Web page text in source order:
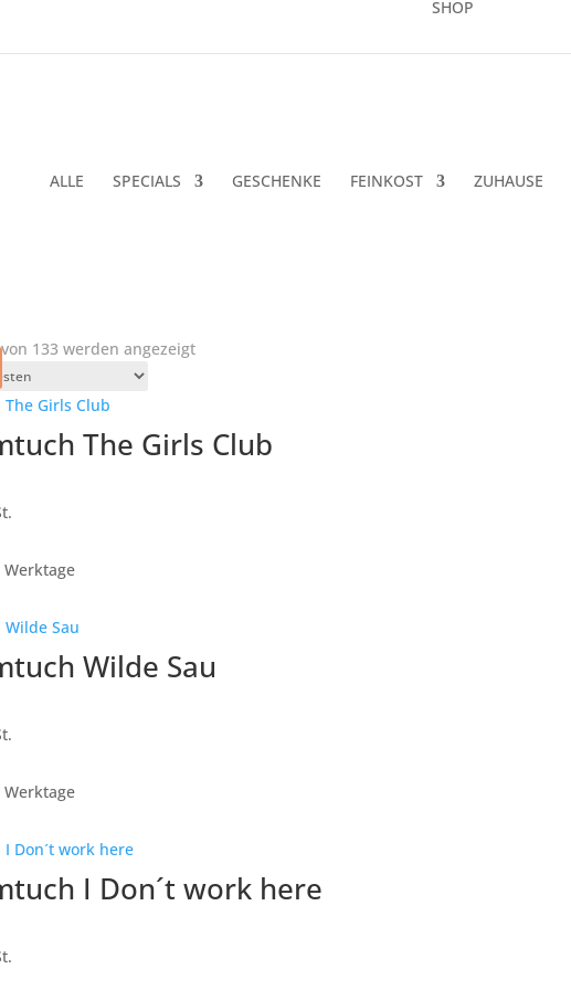
SHOP
ALLE SPECIALS GESCHENKE FEINKOST ZUHAUSE
133 werden angezeigtNach
The Girls Club
Werktage
Wilde Sau
Werktage
I Don´t work here